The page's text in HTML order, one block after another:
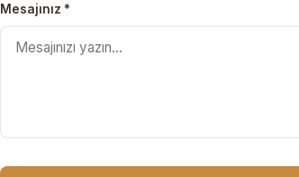
Mesajınız *